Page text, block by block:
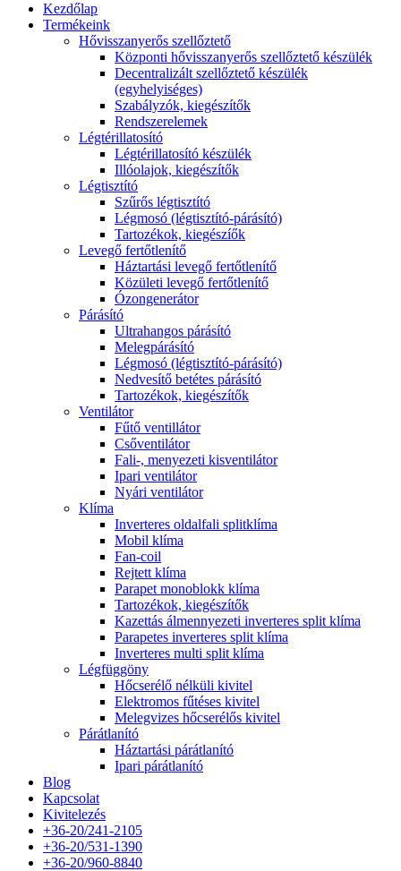
Kezdőlap
Termékeink
Hővisszanyerős szellőztető
Központi hővisszanyerős szellőztető készülék
Decentralizált szellőztető készülék
(egyhelyiséges)
Szabályzók, kiegészítők
Rendszerelemek
Légtérillatosító
Légtérillatosító készülék
Illóolajok, kiegészítők
Légtisztító
Szűrős légtisztító
Légmosó (légtisztító-párásító)
Tartozékok, kiegészíők
Levegő fertőtlenítő
Háztartási levegő fertőtlenítő
Közületi levegő fertőtlenítő
Ózongenerátor
Párásító
Ultrahangos párásító
Melegpárásító
Légmosó (légtisztító-párásító)
Nedvesítő betétes párásító
Tartozékok, kiegészítők
Ventilátor
Fűtő ventillátor
Csőventilátor
Fali-, menyezeti kisventilátor
Ipari ventilátor
Nyári ventilátor
Klíma
Inverteres oldalfali splitklíma
Mobil klíma
Fan-coil
Rejtett klíma
Parapet monoblokk klíma
Tartozékok, kiegészítők
Kazettás álmennyezeti inverteres split klíma
Parapetes inverteres split klíma
Inverteres multi split klíma
Légfüggöny
Hőcserélő nélküli kivitel
Elektromos fűtéses kivitel
Melegvizes hőcserélős kivitel
Párátlanító
Háztartási párátlanító
Ipari párátlanító
Blog
Kapcsolat
Kivitelezés
+36-20/241-2105
+36-20/531-1390
+36-20/960-8840